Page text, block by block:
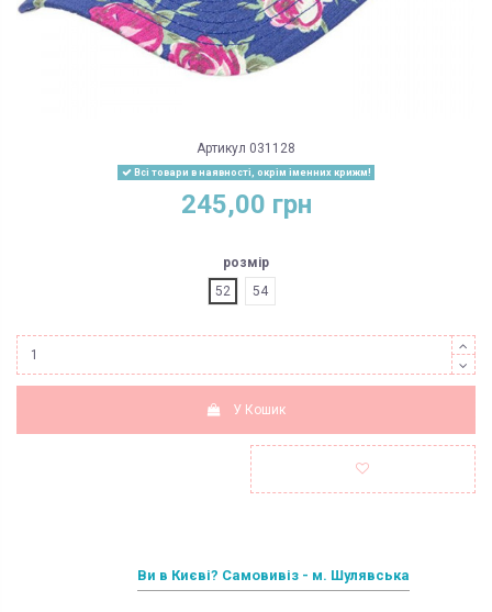
Артикул 031128
Всі товари в наявності, окрім іменних крижм!
245,00 грн
розмір
52
54
У Кошик
Ви в Києві? Самовивіз - м. Шулявська